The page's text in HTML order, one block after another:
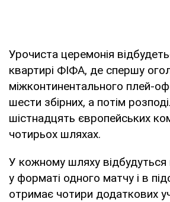
Урочиста церемонія
квартирі ФІФА, де спершу
міжконтинентального плей-
шести збірних, а потім
шістнадцять європейських
чотирьох шляхах.
У кожному шляху відбудуться
у форматі одного матчу і в
отримає чотири додаткових